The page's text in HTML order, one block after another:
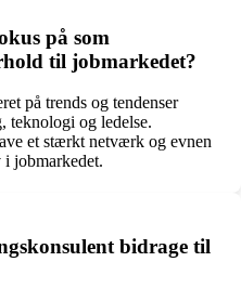
på som
til jobmarkedet?
på trends og tendenser
teknologi og ledelse.
et stærkt netværk og evnen
i jobmarkedet.
bidrage til